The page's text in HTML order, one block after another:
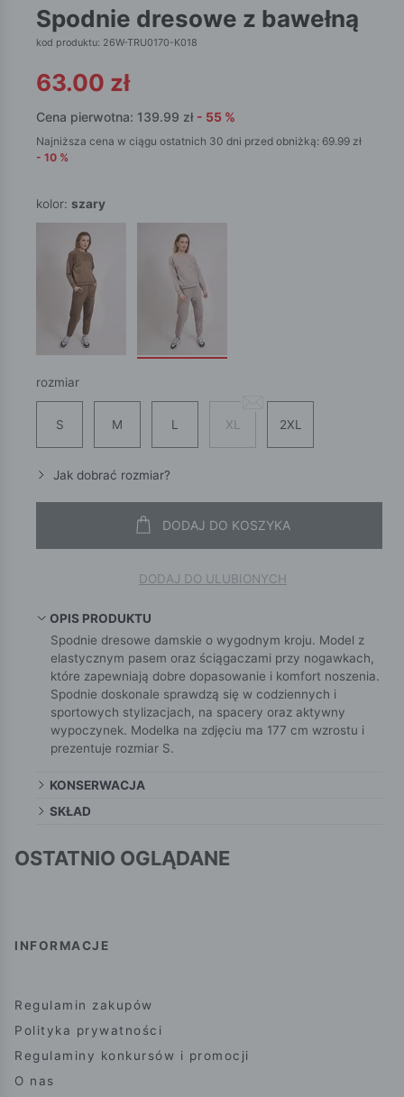
spodnie dresowe z bawełną
kod produktu: 26W-TRU0170-K018
63.00 zł
Cena pierwotna: 139.99 zł - 55 %
Najniższa cena w ciągu ostatnich 30 dni przed obniżką: 69.99 zł
- 10 %
kolor: szary
rozmiar
S M L XL 2XL
Jak dobrać rozmiar?
DODAJ DO KOSZYKA
DODAJ DO ULUBIONYCH
OPIS PRODUKTU
Spodnie dresowe damskie o wygodnym kroju. Model z
elastycznym pasem oraz ściągaczami przy nogawkach,
które zapewniają dobre dopasowanie i komfort noszenia.
Spodnie doskonale sprawdzą się w codziennych i
sportowych stylizacjach, na spacery oraz aktywny
wypoczynek. Modelka na zdjęciu ma 177 cm wzrostu i
prezentuje rozmiar S.
KONSERWACJA
SKŁAD
OSTATNIO OGLĄDANE
INFORMACJE
Regulamin zakupów
Polityka prywatności
Regulaminy konkursów i promocji
O nas